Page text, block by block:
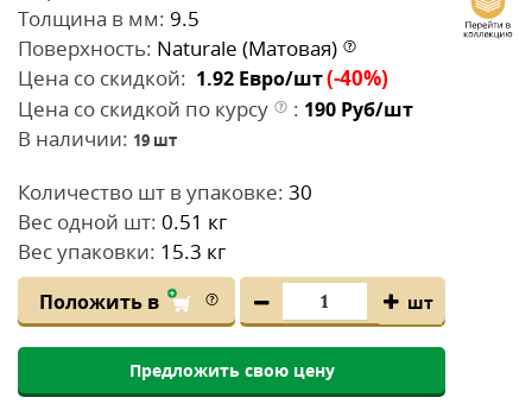
Толщина в мм: 9.5
Поверхность: Naturale (Матовая)
Цена со скидкой: 1.92 Евро/шт(-40%)
Цена со скидкой по курсу
: 190 Руб/шт
В наличии: 19 шт
Количество шт в упаковке: 30
Вес одной шт: 0.51 кг
Вес упаковки: 15.3 кг
Положить в шт
Предложить свою цену